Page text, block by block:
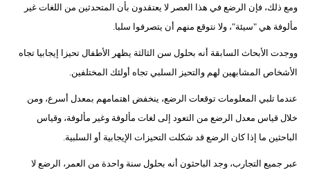
ومع ذلك، فإن الرضع في هذا العصر لا يعتقدون بأن المتحدثين من اللغات غير
مألوفة هي "سيئة"، ولا نتوقع منهم أن يتصرفوا سلبا.
ووجدت الأبحاث السابقة أنه بحلول سن الثالثة يظهر الأطفال تحيزا إيجابيا تجاه
الأشخاص المشابهين لهم والتحيز السلبي تجاه أولئك المختلفين.
عندما تلبي المعلومات توقعات الرضع، ينخفض ​​اهتمامهم بمعدل أسرع، ومن
خلال قياس معدل الرضع من التعود إلى لغات مألوفة وغير مألوفة، وقياس
الباحثين ما إذا كان الرضع قد شكلت التحيزات الإيجابية أو السلبية.
عبر جميع التجارب، وجد الباحثون أنه بحلول سنة واحدة من العمر، الرضع لا